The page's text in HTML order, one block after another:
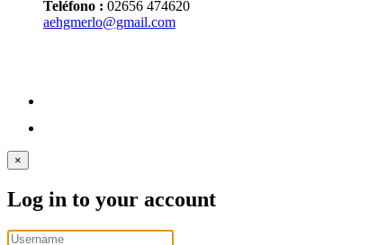
Teléfono : 02656 474620
aehgmerlo@gmail.com
×
Log in to your account